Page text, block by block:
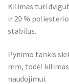
Kilimas turi
ir 20 %
stabilus.
Pynimo tankis
mm, todėl
naudojimui.